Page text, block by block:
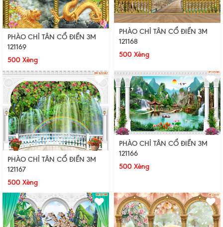
PHÀO CHỈ TÂN CỔ ĐIỂN 3M
121169
500 Xèng
PHÀO CHỈ TÂN CỔ ĐIỂN 3M
121168
500 Xèng
PHÀO CHỈ TÂN CỔ ĐIỂN 3M
121167
500 Xèng
PHÀO CHỈ TÂN CỔ ĐIỂN 3M
121166
500 Xèng